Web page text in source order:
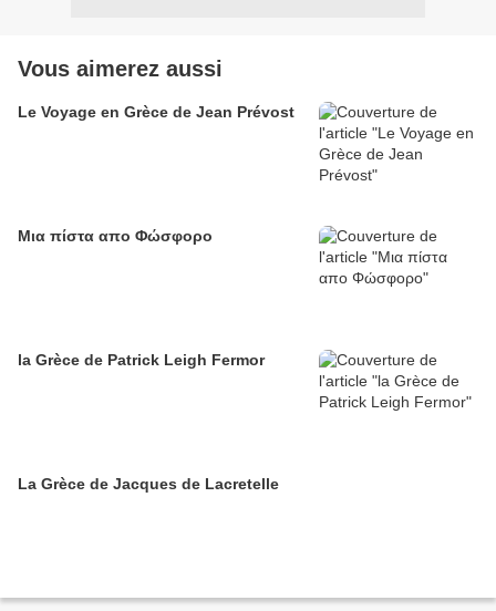
Vous aimerez aussi
Le Voyage en Grèce de Jean Prévost
Μια πίστα απο Φώσφορo
la Grèce de Patrick Leigh Fermor
La Grèce de Jacques de Lacretelle